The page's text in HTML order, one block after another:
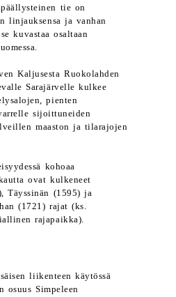
tie on
linjauksensa ja vanhan
kuvastaa osaltaan
Kaljusesta Ruokolahden
Sarajärvelle kulkee
pienten
sijoittuneiden
maaston ja tilarajojen
kohoaa
ovat kulkeneet
Täyssinän (1595) ja
(1721) rajat (ks.
rajapaikka).
liikenteen käytössä
osuus Simpeleen